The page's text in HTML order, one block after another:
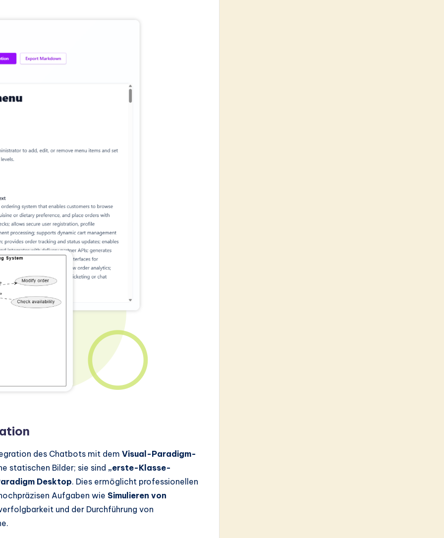
des Chatbots mit dem Visual-Paradigm-
statischen Bilder; sie sind „erste-Klasse-
Desktop. Dies ermöglicht professionellen
Aufgaben wie Simulieren von
und der Durchführung von